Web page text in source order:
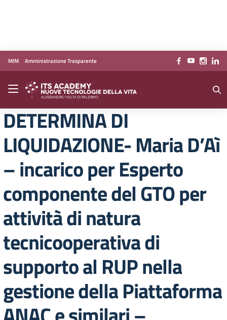
Vai ai contenuti
Vai al menu di navigazione
Vai al footer
MIM Amministrazione Trasparente
DETERMINA DI
LIQUIDAZIONE- Maria D’Aì
– incarico per Esperto
componente del GTO per
attività di natura
tecnicooperativa di
supporto al RUP nella
gestione della Piattaforma